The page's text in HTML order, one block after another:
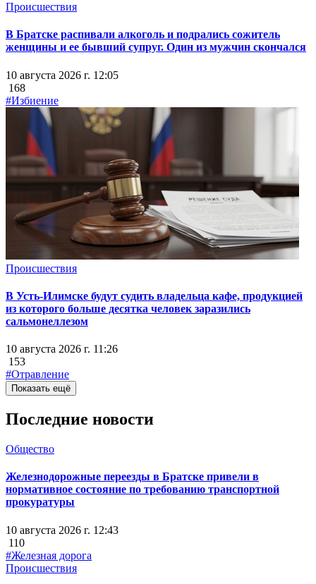
Происшествия
В Братске распивали алкоголь и подрались сожитель
женщины и ее бывший супруг. Один из мужчин скончался
10 августа 2026 г. 12:05
168
#Избиение
Происшествия
В Усть-Илимске будут судить владельца кафе, продукцией
из которого больше десятка человек заразились
сальмонеллезом
10 августа 2026 г. 11:26
153
#Отравление
Показать ещё
Последние новости
Общество
Железнодорожные переезды в Братске привели в
нормативное состояние по требованию транспортной
прокуратуры
10 августа 2026 г. 12:43
110
#Железная дорога
Происшествия